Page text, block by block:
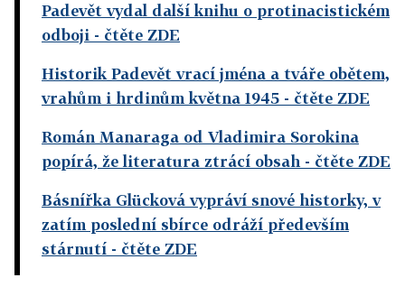
Padevět vydal další knihu o protinacistickém
odboji - čtěte ZDE
Historik Padevět vrací jména a tváře obětem,
vrahům i hrdinům května 1945 - čtěte ZDE
Román Manaraga od Vladimira Sorokina
popírá, že literatura ztrácí obsah - čtěte ZDE
Básnířka Glücková vypráví snové historky, v
zatím poslední sbírce odráží především
stárnutí - čtěte ZDE